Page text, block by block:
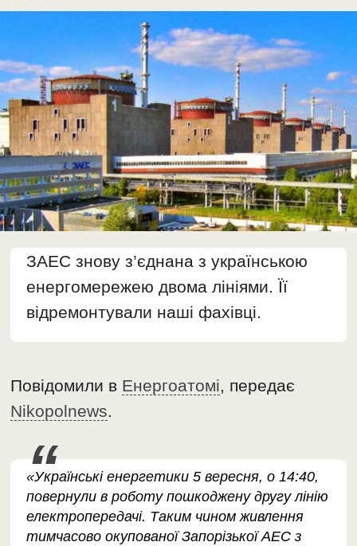
ЗАЕС знову з’єднана з українською
енергомережею двома лініями. Її
відремонтували наші фахівці.
Повідомили в Енергоатомі, передає
Nikopolnews.
«Українські енергетики 5 вересня, о 14:40,
повернули в роботу пошкоджену другу лінію
електропередачі. Таким чином живлення
тимчасово окупованої Запорізької АЕС з